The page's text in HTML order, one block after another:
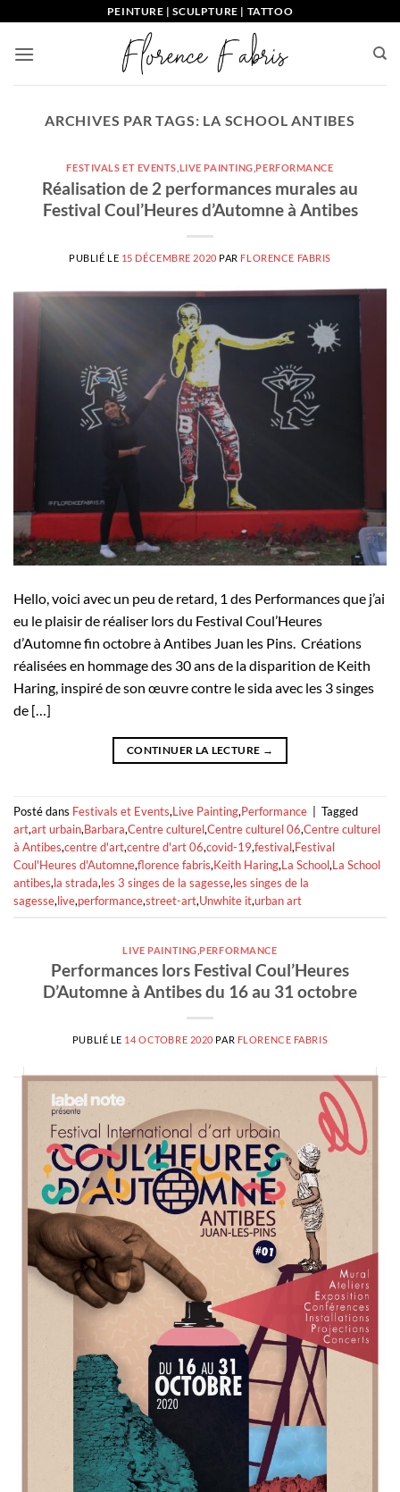
contenu
PEINTURE | SCULPTURE | TATTOO
ARCHIVES PAR TAGS: LA SCHOOL ANTIBES
FESTIVALS ET EVENTS LIVE PAINTING PERFORMANCE
Réalisation de 2 performances murales au
Festival Coul’Heures d’Automne à Antibes
PUBLIÉ LE 15 DÉCEMBRE 2020 PAR FLORENCE FABRIS
Hello, voici avec un peu de retard, 1 des Performances que j’ai
eu le plaisir de réaliser lors du Festival Coul’Heures
d’Automne fin octobre à Antibes Juan les Pins.⁣ ⁣ Créations
réalisées en hommage des 30 ans de la disparition de Keith
Haring, inspiré de son œuvre contre le sida avec les 3 singes
de […]
CONTINUER LA LECTURE →
Posté dans Festivals et Events,Live Painting,Performance
Tagged
art,art urbain,Barbara,Centre culturel,Centre culturel 06,Centre culturel
à Antibes,centre d'art,centre d'art 06,covid-19,festival,Festival
Coul'Heures d'Automne,florence fabris,Keith Haring,La School,La School
antibes,la strada,les 3 singes de la sagesse,les singes de la
sagesse,live,performance,street-art,Unwhite it,urban art
LIVE PAINTING PERFORMANCE
Performances lors Festival Coul’Heures
D’Automne à Antibes du 16 au 31 octobre
PUBLIÉ LE 14 OCTOBRE 2020 PAR FLORENCE FABRIS